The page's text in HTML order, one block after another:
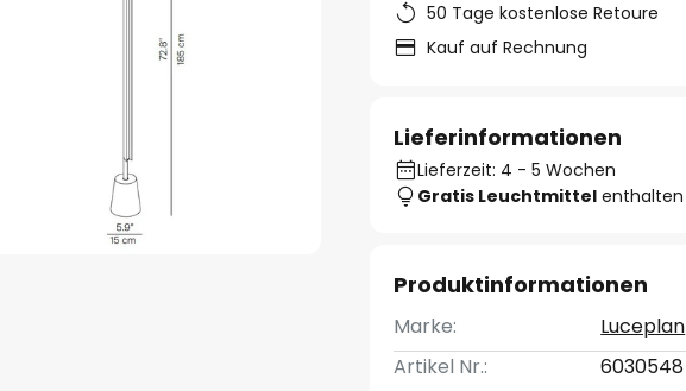
50 Tage kostenlose Retoure
Kauf auf Rechnung
Lieferinformationen
Lieferzeit: 4 - 5 Wochen
Gratis Leuchtmittel enthalten
Produktinformationen
Marke:
Luceplan
Artikel Nr.:
6030548